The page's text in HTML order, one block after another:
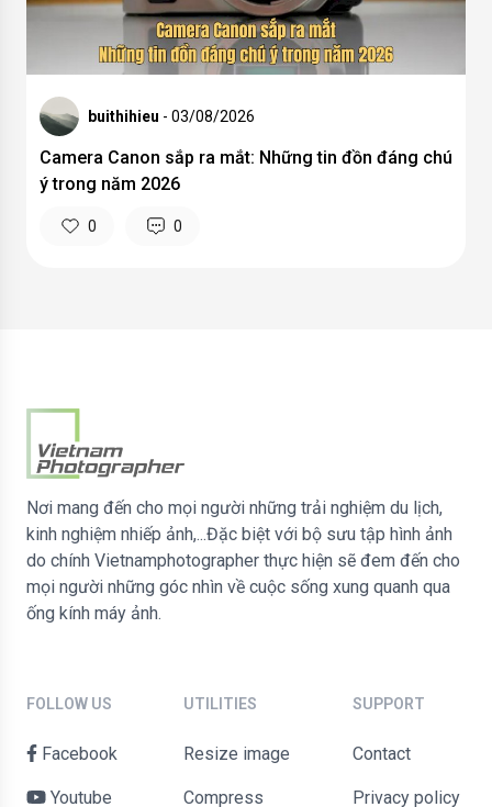
buithihieu - 03/08/2026
Camera Canon sắp ra mắt: Những tin đồn đáng chú
ý trong năm 2026
0 0
Nơi mang đến cho mọi người những trải nghiệm du lịch,
kinh nghiệm nhiếp ảnh,...Đặc biệt với bộ sưu tập hình ảnh
do chính Vietnamphotographer thực hiện sẽ đem đến cho
mọi người những góc nhìn về cuộc sống xung quanh qua
ống kính máy ảnh.
FOLLOW US
Facebook
Youtube
UTILITIES
Resize image
Compress
SUPPORT
contact
Privacy policy